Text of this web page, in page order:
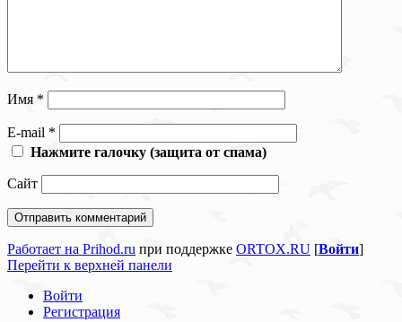
Имя *
E-mail *
Нажмите галочку (защита от спама)
Сайт
Работает на Prihod.ru при поддержке ORTOX.RU [Войти]
Перейти к верхней панели
Войти
Регистрация